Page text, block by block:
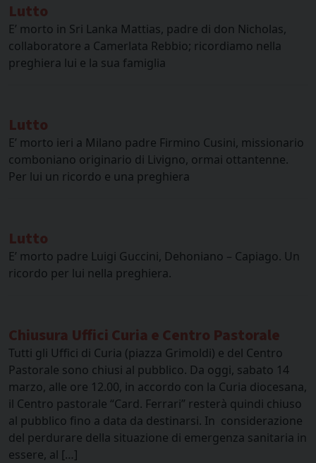
Lutto
E’ morto in Sri Lanka Mattias, padre di don Nicholas,
collaboratore a Camerlata Rebbio; ricordiamo nella
preghiera lui e la sua famiglia
Lutto
E’ morto ieri a Milano padre Firmino Cusini, missionario
comboniano originario di Livigno, ormai ottantenne.
Per lui un ricordo e una preghiera
Lutto
E’ morto padre Luigi Guccini, Dehoniano – Capiago. Un
ricordo per lui nella preghiera.
Chiusura Uffici Curia e Centro Pastorale
Tutti gli Uffici di Curia (piazza Grimoldi) e del Centro
Pastorale sono chiusi al pubblico. Da oggi, sabato 14
marzo, alle ore 12.00, in accordo con la Curia diocesana,
il Centro pastorale “Card. Ferrari” resterà quindi chiuso
al pubblico fino a data da destinarsi. In considerazione
del perdurare della situazione di emergenza sanitaria in
essere, al […]